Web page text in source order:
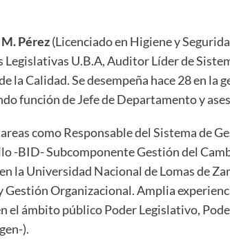
Pérez(Licenciado en Higiene y
Legislativas U.B.A, Auditor Líder de
la Calidad. Se desempeña hace 28 en
función de Jefe de Departamento y
como Responsable del Sistema de
-BID- Subcomponente Gestión del
la Universidad Nacional de Lomas de
Gestión Organizacional. Amplia
el ámbito público Poder Legislativo,
).